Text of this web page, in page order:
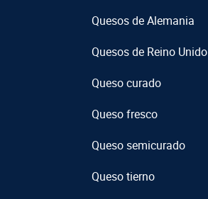
Quesos de Alemania
Quesos de Reino Unido
Queso curado
Queso fresco
Queso semicurado
Queso tierno